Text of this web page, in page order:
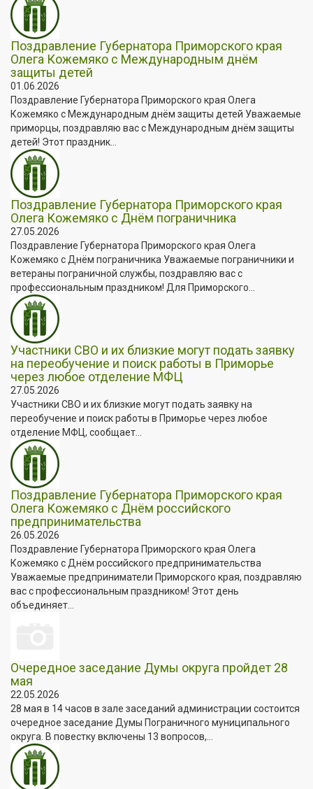
Поздравление Губернатора Приморского края
Олега Кожемяко с Международным днём
защиты детей
01.06.2026
Поздравление Губернатора Приморского края Олега
Кожемяко с Международным днём защиты детей Уважаемые
приморцы, поздравляю вас с Международным днём защиты
детей! Этот праздник...
Поздравление Губернатора Приморского края
Олега Кожемяко с Днём пограничника
27.05.2026
Поздравление Губернатора Приморского края Олега
Кожемяко с Днём пограничника Уважаемые пограничники и
ветераны пограничной службы, поздравляю вас с
профессиональным праздником! Для Приморского...
Участники СВО и их близкие могут подать заявку
на переобучение и поиск работы в Приморье
через любое отделение МФЦ
27.05.2026
Участники СВО и их близкие могут подать заявку на
переобучение и поиск работы в Приморье через любое
отделение МФЦ, сообщает...
Поздравление Губернатора Приморского края
Олега Кожемяко с Днём российского
предпринимательства
26.05.2026
Поздравление Губернатора Приморского края Олега
Кожемяко с Днём российского предпринимательства
Уважаемые предприниматели Приморского края, поздравляю
вас с профессиональным праздником! Этот день
объединяет...
Очередное заседание Думы округа пройдет 28
мая
22.05.2026
28 мая в 14 часов в зале заседаний администрации состоится
очередное заседание Думы Пограничного муниципального
округа. В повестку включены 13 вопросов,...